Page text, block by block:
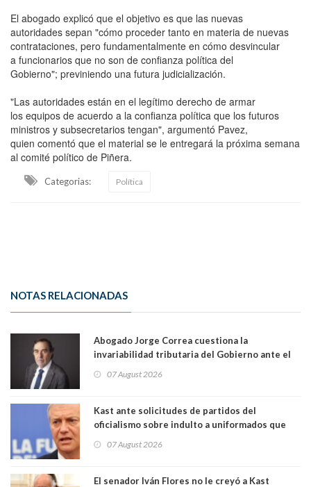
El abogado explicó que el objetivo es que las nuevas
autoridades sepan "cómo proceder tanto en materia de nuevas
contrataciones, pero fundamentalmente en cómo desvincular
a funcionarios que no son de confianza política del
Gobierno"; previniendo una futura judicialización.
"Las autoridades están en el legítimo derecho de armar
los equipos de acuerdo a la confianza política que los futuros
ministros y subsecretarios tengan", argumentó Pavez,
quien comentó que el material se le entregará la próxima semana
al comité político de Piñera.
Categorias: Política
NOTAS RELACIONADAS
Abogado Jorge Correa cuestiona la
invariabilidad tributaria del Gobierno ante el
democracia” y "defendemos la alternancia en el
07 August 2026
Kast ante solicitudes de partidos del
oficialismo sobre indulto a uniformados que
07 August 2026
El senador Iván Flores no le creyó a Kast